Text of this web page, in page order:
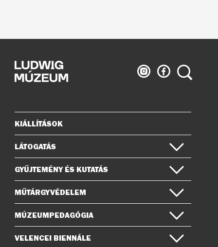
Ludwig
Múzeum
Ludwig
Múzeum
Keresés
Oldaltérkép
KIÁLLÍTÁSOK
LÁTOGATÁS
GYŰJTEMÉNY ÉS KUTATÁS
MŰTÁRGYVÉDELEM
MÚZEUMPEDAGÓGIA
VELENCEI BIENNÁLE